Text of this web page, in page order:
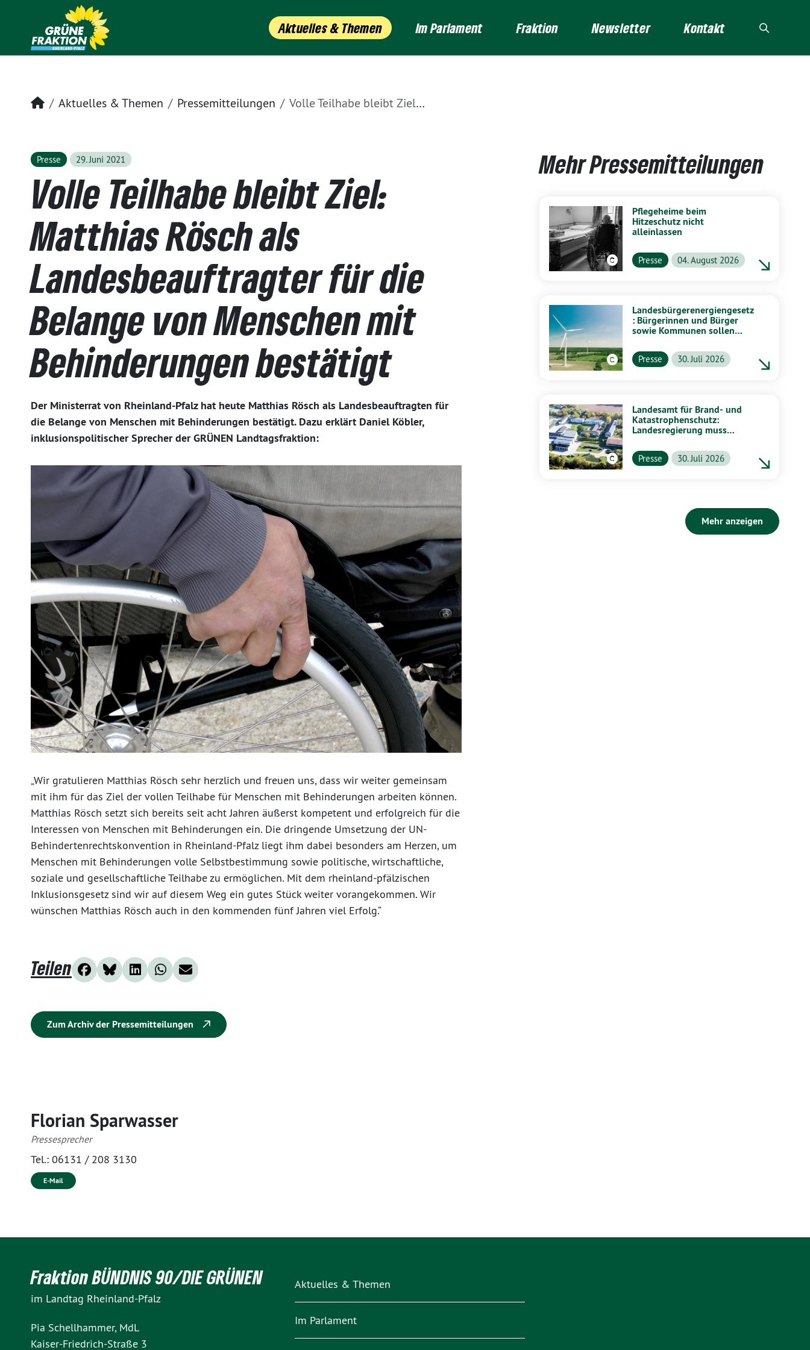
Aktuelles & Themen Im Parlament Fraktion Newsletter Kontakt
Startseite
Aktuelles & Themen Pressemitteilungen Volle Teilhabe bleibt Ziel: Matthias Rösch als Landesbeauftragter für die Belange von Menschen mit Behinderungen bestätigt
Presse 29. Juni 2021
Volle Teilhabe bleibt Ziel:
Matthias Rösch als
Landesbeauftragter für die
Belange von Menschen mit
Behinderungen bestätigt
Der Ministerrat von Rheinland-Pfalz hat heute Matthias Rösch als Landesbeauftragten für
die Belange von Menschen mit Behinderungen bestätigt. Dazu erklärt Daniel Köbler,
inklusionspolitischer Sprecher der GRÜNEN Landtagsfraktion:
„Wir gratulieren Matthias Rösch sehr herzlich und freuen uns, dass wir weiter gemeinsam
mit ihm für das Ziel der vollen Teilhabe für Menschen mit Behinderungen arbeiten können.
Matthias Rösch setzt sich bereits seit acht Jahren äußerst kompetent und erfolgreich für die
Interessen von Menschen mit Behinderungen ein. Die dringende Umsetzung der UN-
Behindertenrechtskonvention in Rheinland-Pfalz liegt ihm dabei besonders am Herzen, um
Menschen mit Behinderungen volle Selbstbestimmung sowie politische, wirtschaftliche,
soziale und gesellschaftliche Teilhabe zu ermöglichen. Mit dem rheinland-pfälzischen
Inklusionsgesetz sind wir auf diesem Weg ein gutes Stück weiter vorangekommen. Wir
wünschen Matthias Rösch auch in den kommenden fünf Jahren viel Erfolg.“
Teilen
Zum Archiv der Pressemitteilungen
Mehr Pressemitteilungen
Pflegeheime beim
Hitzeschutz nicht
alleinlassen
Presse 04. August 2026
Landesbürgerenergiengesetz
: Bürgerinnen und Bürger
sowie Kommunen sollen
profitieren
Presse 30. Juli 2026
Landesamt für Brand- und
Katastrophenschutz:
Landesregierung muss
Presse 30. Juli 2026
Mehr anzeigen
Florian Sparwasser
Pressesprecher
Tel.: 06131 / 208 3130
E-Mail
Fraktion BÜNDNIS 90/DIE GRÜNEN
im Landtag Rheinland-Pfalz
Pia Schellhammer, MdL
Kaiser-Friedrich-Straße 3
Aktuelles & Themen
Im Parlament